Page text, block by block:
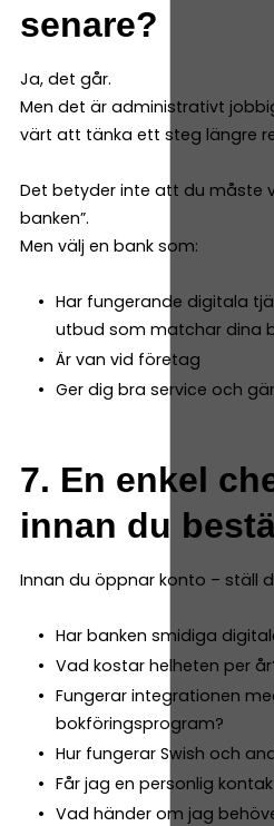
senare?
Ja, det går.
Men det är administrativt
värt att tänka ett steg längre
Det betyder inte att du måste
banken”.
Men välj en bank som:
Har fungerande digitala
utbud som matchar dina
Är van vid företag
Ger dig bra service och
7. En enkel
innan du
Innan du öppnar konto – ställ
Har banken smidiga
Vad kostar helheten per
Fungerar integrationen
bokföringsprogram?
Hur fungerar Swish och
Får jag en personlig
Vad händer om jag